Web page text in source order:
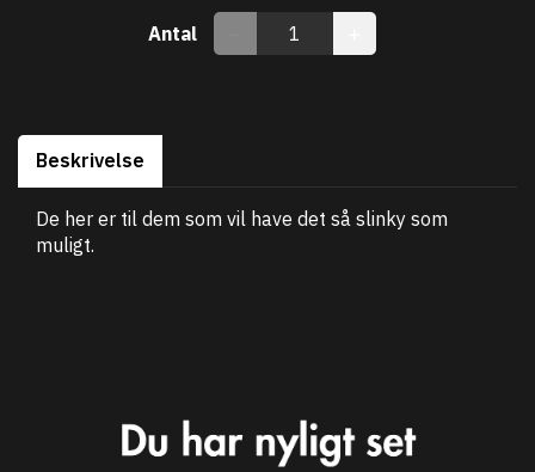
Antal
Beskrivelse
De her er til dem som vil have det så slinky som
muligt.